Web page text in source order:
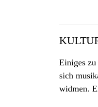
Einiges
sich
widmen.